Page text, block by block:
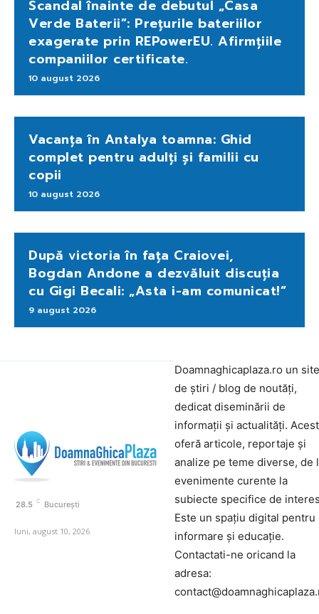
Scandal înainte de debutul „Casa
Verde Baterii”: Prețurile bateriilor
exagerate prin REPowerEU. Afirmțiile
companiilor certificate.
10 august 2026
Vacanța în Antalya toamna: Ghid
complet pentru adulți și familii cu
copii
10 august 2026
După victoria în fața Craiovei,
Bogdan Andone a dezvăluit discuția
cu Gigi Becali: „Asta i-am comunicat!”
9 august 2026
28.5 C București
luni, august 10, 2026
Doamnaghicaplaza.ro un site
de știri / blog de noutăți,
dedicat diseminării de
informații și actualități.
oferă articole, reportaje și
analize pe teme diverse, de
evenimente curente la
subiecte specifice de
Este un spațiu digital pentru
informare și educație.
Contactati-ne oricand la
adresa: